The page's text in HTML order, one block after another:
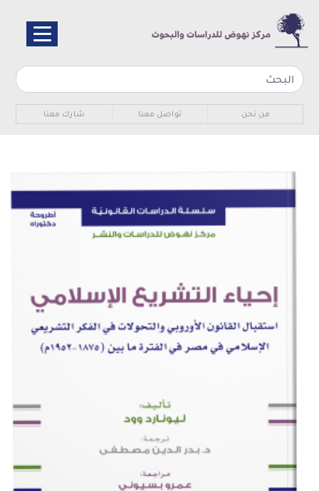
المحتوى
Sub navigation
من نحن تواصل معنا شارك معنا